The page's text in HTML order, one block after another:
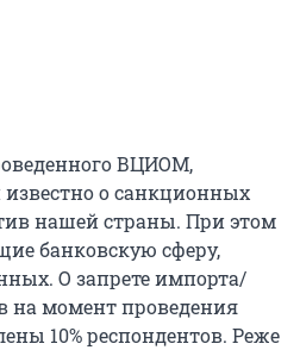
ВЦИОМ,
о санкционных
нашей страны. При этом
банковскую сферу,
О запрете импорта/
на момент проведения
10% респондентов. Реже